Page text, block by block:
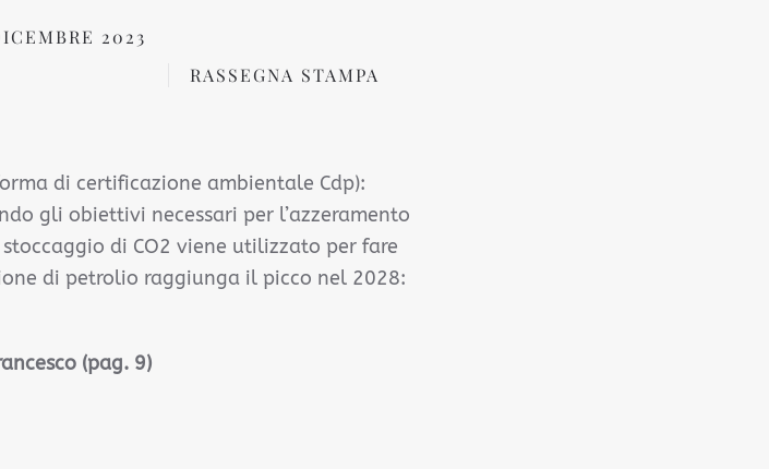
2023
RASSEGNA STAMPA
di certificazione ambientale Cdp):
gli obiettivi necessari per l’azzeramento
di CO2 viene utilizzato per fare
di petrolio raggiunga il picco nel 2028:
(pag. 9)